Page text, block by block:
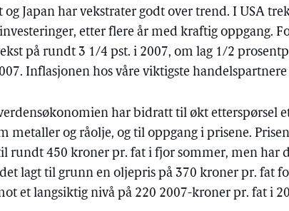
og Japan har vekstrater godt over trend. I USA
etter flere år med kraftig oppgang.
på rundt 3 1/4 pst. i 2007, om lag 1/2
Inflasjonen hos våre viktigste handelspartnere
har bidratt til økt etterspørsel
metaller og råolje, og til oppgang i prisene.
rundt 450 kroner pr. fat i fjor sommer, men har
lagt til grunn en oljepris på 370 kroner pr. fat
et langsiktig nivå på 220 2007-kroner pr. fat i